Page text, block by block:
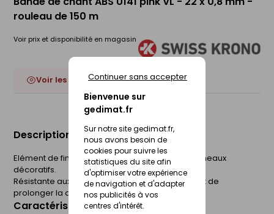
Bienvenue sur
gedimat.fr
Sur notre site gedimat.fr,
nous avons besoin de
cookies pour suivre les
statistiques du site afin
d'optimiser votre expérience
de navigation et d'adapter
nos publicités à vos
centres d'intérêt.
Continuer sans accepter
rouleau de 150 m
Voir prix et disponibilité en magasin
Voir les 52 déclinaisons
Description du produit
Elément de finition utilisé sur les chants des panneaux
décoratifs.
Résistante aux chocs, la bande de chant permet de
prolonger la durée de vie du panneau.
Caractéristiques du produit